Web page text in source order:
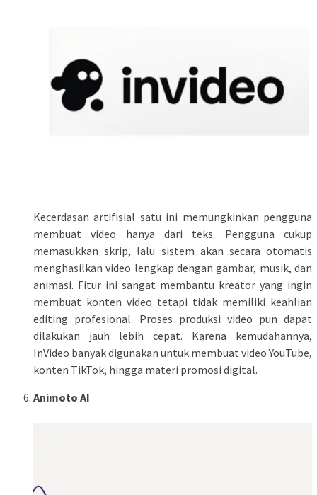
Kecerdasan artifisial satu ini memungkinkan pengguna
membuat video hanya dari teks. Pengguna cukup
memasukkan skrip, lalu sistem akan secara otomatis
menghasilkan video lengkap dengan gambar, musik, dan
animasi. Fitur ini sangat membantu kreator yang ingin
membuat konten video tetapi tidak memiliki keahlian
editing profesional. Proses produksi video pun dapat
dilakukan jauh lebih cepat. Karena kemudahannya,
InVideo banyak digunakan untuk membuat video YouTube,
konten TikTok, hingga materi promosi digital.
Animoto AI